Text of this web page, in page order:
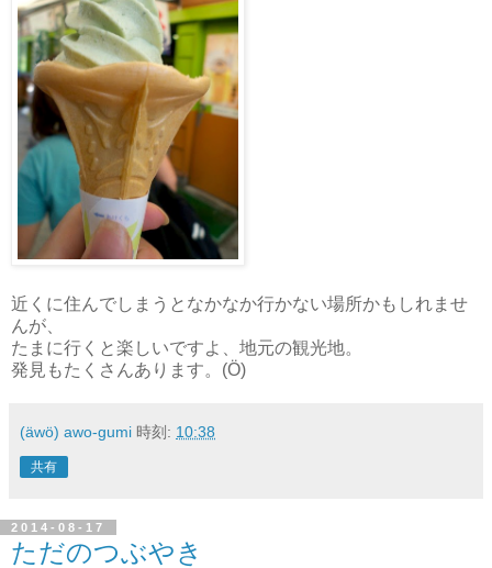
近くに住んでしまうとなかなか行かない場所かもしれませ
んが、
たまに行くと楽しいですよ、地元の観光地。
発見もたくさんあります。(Ö)
(äwö) awo-gumi 時刻: 10:38
共有
2014-08-17
ただのつぶやき